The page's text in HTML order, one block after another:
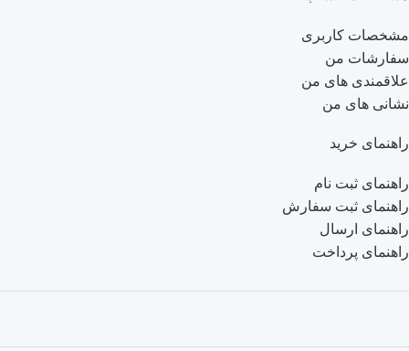
مشخصات کاربری
سفارشات من
علاقمندی های من
نشانی های من
راهنمای خرید
راهنمای ثبت نام
راهنمای ثبت سفارش
راهنمای ارسال
راهنمای پرداخت